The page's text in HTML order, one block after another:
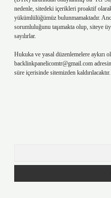
nedenle, sitedeki içerikleri proaktif
yükümlülüğümüz bulunmamaktadır.
sorumluluğunu taşımakta olup, siteye
sayılırlar.
Hukuka ve yasal düzenlemelere aykırı
backlinkpanelicomtr@gmail.com
süre içerisinde sitemizden kaldırılacaktır.